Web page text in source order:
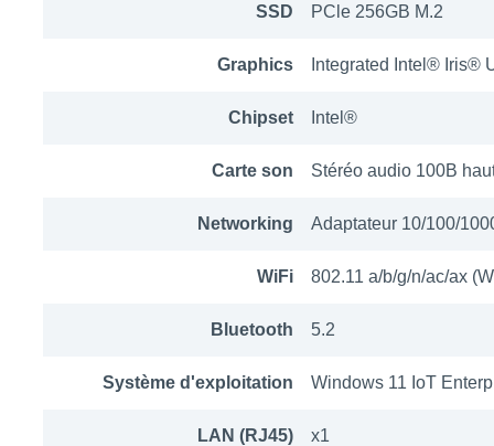
SSD PCle 256GB M.2
Graphics Integrated Intel® Iris®
Chipset Intel®
Carte son Stéréo audio 100B
Networking Adaptateur 10/100/
WiFi 802.11 a/b/g/n/ac/ax
Bluetooth 5.2
Système d'exploitation Windows 11 IoT
LAN (RJ45) x1